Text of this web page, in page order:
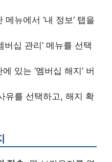
메뉴에서 ‘내 정보’ 탭을
버십 관리’ 메뉴를 선택
있는 ‘멤버십 해지’ 버
유를 선택하고, 해지 확